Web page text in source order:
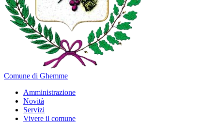
Comune di Ghemme
Amministrazione
Novità
Servizi
Vivere il comune